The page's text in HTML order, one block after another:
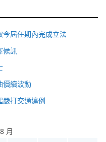
今屆任期內完成立法
候訊
價續波動
嚴打交通違例
月